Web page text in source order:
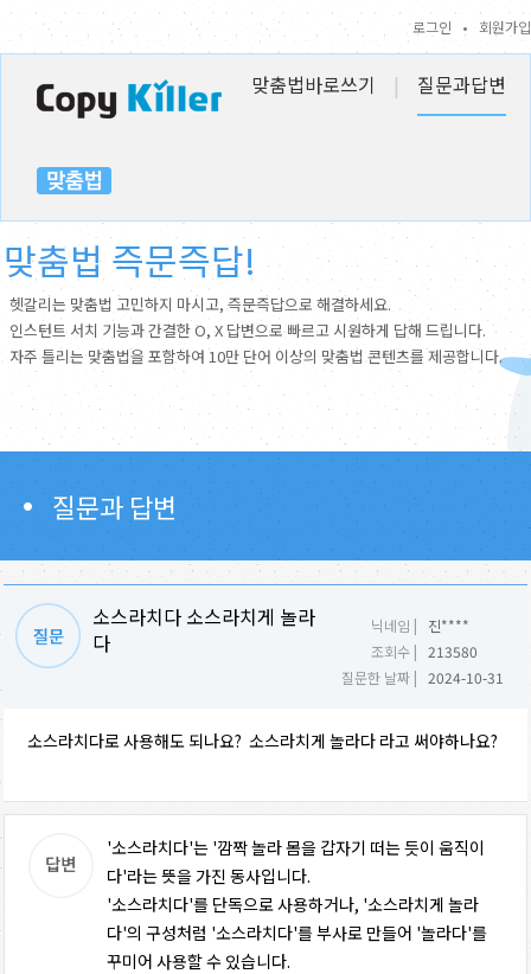
로그인 • 회원가입
맞춤법바로쓰기 | 질문과답변
맞춤법 즉문즉답!
헷갈리는 맞춤법 고민하지 마시고, 즉문즉답으로 해결하세요.
인스턴트 서치 기능과 간결한 O, X 답변으로 빠르고 시원하게 답해 드립니다.
자주 틀리는 맞춤법을 포함하여 10만 단어 이상의 맞춤법 콘텐츠를 제공합니다.
질문과 답변
닉네임 |
진****
조회수 | 213580
질문한 날짜 | 2024-10-31
소스라치다 소스라치게 놀라
다
소스라치다로 사용해도 되나요? 소스라치게 놀라다 라고 써야하나요?
'소스라치다'는 '깜짝 놀라 몸을 갑자기 떠는 듯이 움직이
다'라는 뜻을 가진 동사입니다.
'소스라치다'를 단독으로 사용하거나, '소스라치게 놀라
다'의 구성처럼 '소스라치다'를 부사로 만들어 '놀라다'를
꾸미어 사용할 수 있습니다.